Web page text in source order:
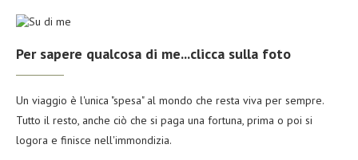
Per sapere qualcosa di me...clicca sulla foto
Un viaggio è l'unica "spesa" al mondo che resta viva per sempre.
Tutto il resto, anche ciò che si paga una fortuna, prima o poi si
logora e finisce nell'immondizia.